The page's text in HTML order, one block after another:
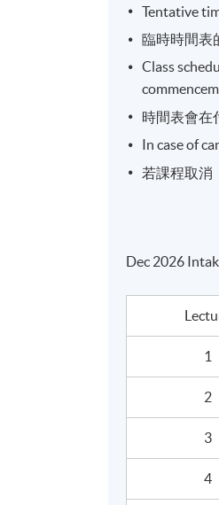
日期 / 時間
逢周三，
修業期
5 講
每講3小時
Tentative
臨時時間表
Class
時間表會在
In case of
若課程取消
Dec 2026
1
2
3
4